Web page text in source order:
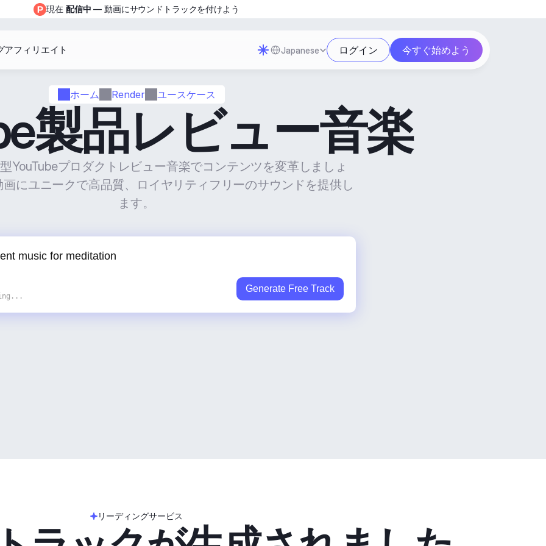
ホーム Render ユースケース
製品レビュー音楽
YouTubeプロダクトレビュー音楽でコンテンツを変革しましょ
にユニークで高品質、ロイヤリティフリーのサウンドを提供し
ます。
Generate Free Track
リーディングサービス
現在 配信中 — 動画にサウンドトラックを付けよう
アフィリエイト Select Language
Japanese ログイン 今すぐ始めよう